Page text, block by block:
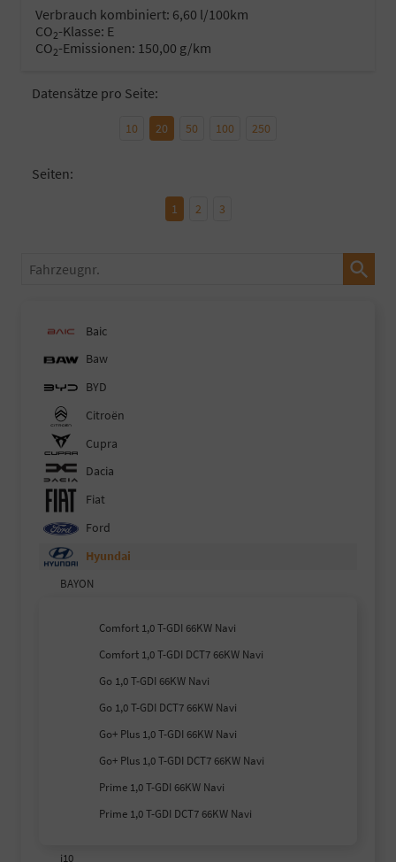
Verbrauch kombiniert: 6,60 l/100km
CO2-Klasse: E
CO2-Emissionen: 150,00 g/km
Datensätze pro Seite:
10 20 50 100 250
Seiten:
1 2 3
Fahrzeugnr.
Baic
Baw
BYD
Citroën
Cupra
Dacia
Fiat
Ford
Hyundai
BAYON
Comfort 1,0 T-GDI 66KW Navi
Comfort 1,0 T-GDI DCT7 66KW Navi
Go 1,0 T-GDI 66KW Navi
Go 1,0 T-GDI DCT7 66KW Navi
Go+ Plus 1,0 T-GDI 66KW Navi
Go+ Plus 1,0 T-GDI DCT7 66KW Navi
Prime 1,0 T-GDI 66KW Navi
Prime 1,0 T-GDI DCT7 66KW Navi
i10